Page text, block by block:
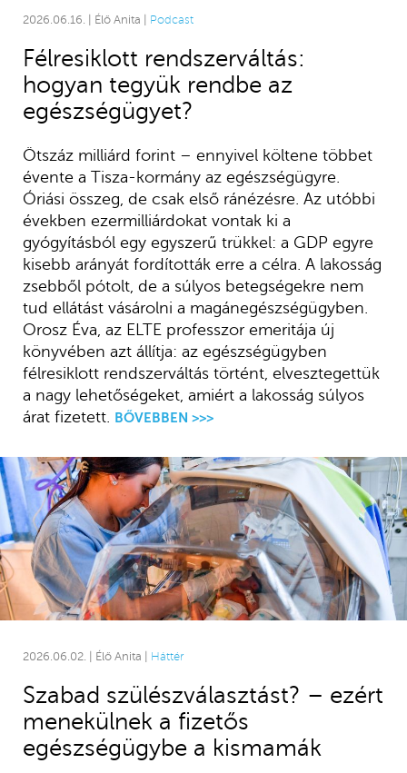
2026.06.16. | Élő Anita | Podcast
Félresiklott rendszerváltás:
hogyan tegyük rendbe az
egészségügyet?
Ötszáz milliárd forint – ennyivel költene többet
évente a Tisza-kormány az egészségügyre.
Óriási összeg, de csak első ránézésre. Az utóbbi
években ezermilliárdokat vontak ki a
gyógyításból egy egyszerű trükkel: a GDP egyre
kisebb arányát fordították erre a célra. A lakosság
zsebből pótolt, de a súlyos betegségekre nem
tud ellátást vásárolni a magánegészségügyben.
Orosz Éva, az ELTE professzor emeritája új
könyvében azt állítja: az egészségügyben
félresiklott rendszerváltás történt, elvesztegettük
a nagy lehetőségeket, amiért a lakosság súlyos
árat fizetett.
BŐVEBBEN >>>
2026.06.02. | Élő Anita | Háttér
Szabad szülészválasztást? – ezért
menekülnek a fizetős
egészségügybe a kismamák